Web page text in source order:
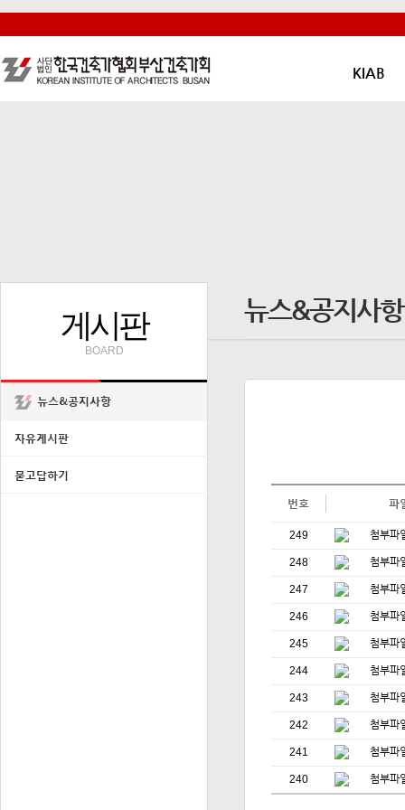
KIAB
게시판
BOARD
뉴스&공지사항
자유게시판
묻고답하기
뉴스&공지사항
번호 파
249
248
247
246
245
244
243
242
241
240